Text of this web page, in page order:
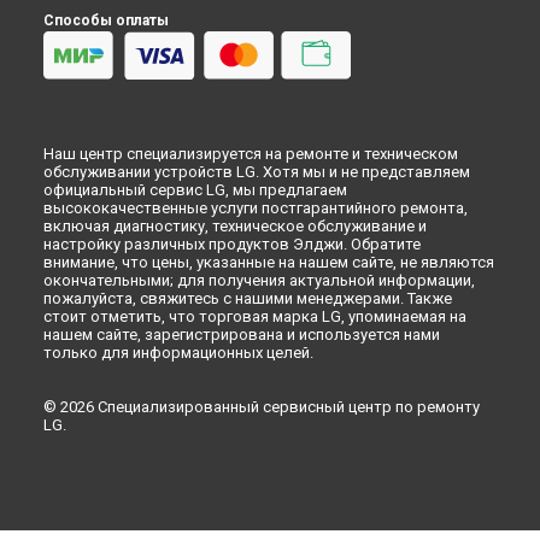
Способы оплаты
Наш центр специализируется на ремонте и техническом
обслуживании устройств LG. Хотя мы и не представляем
официальный сервис LG, мы предлагаем
высококачественные услуги постгарантийного ремонта,
включая диагностику, техническое обслуживание и
настройку различных продуктов Элджи. Обратите
внимание, что цены, указанные на нашем сайте, не являются
окончательными; для получения актуальной информации,
пожалуйста, свяжитесь с нашими менеджерами. Также
стоит отметить, что торговая марка LG, упоминаемая на
нашем сайте, зарегистрирована и используется нами
только для информационных целей.
© 2026 Специализированный сервисный центр по ремонту
LG.